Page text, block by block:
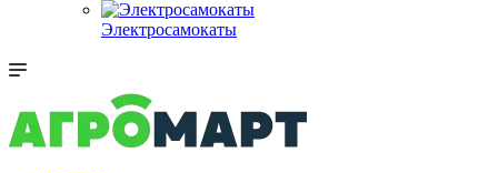
Электросамокаты